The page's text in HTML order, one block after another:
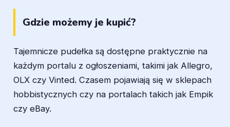
Gdzie możemy je kupić?
Tajemnicze pudełka są dostępne praktycznie na
każdym portalu z ogłoszeniami, takimi jak Allegro,
OLX czy Vinted. Czasem pojawiają się w sklepach
hobbistycznych czy na portalach takich jak Empik
czy eBay.